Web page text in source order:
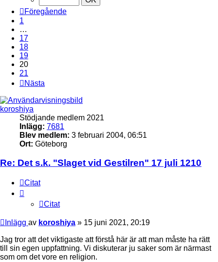
Föregående
1
…
17
18
19
20
21
Nästa
koroshiya
Stödjande medlem 2021
Inlägg: 7681
Blev medlem: 3 februari 2004, 06:51
Ort: Göteborg
Re: Det s.k. "Slaget vid Gestilren" 17 juli 1210
Citat
Citat
Inlägg av koroshiya » 15 juni 2021, 20:19
Jag tror att det viktigaste att förstå här är att man måste ha rätt
till sin egen uppfattning. Vi diskuterar ju saker som är närmast
som om det vore en religion.